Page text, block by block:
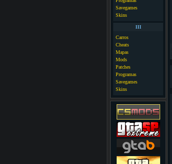
Savegames
Skins
III
Carros
Cheats
Mapas
Mods
Patches
Programas
Savegames
Skins